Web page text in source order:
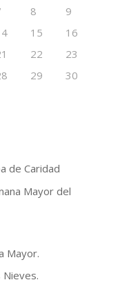
8
9
15
16
22
23
29
30
de Caridad
Mayor del
Mayor.
Nieves.